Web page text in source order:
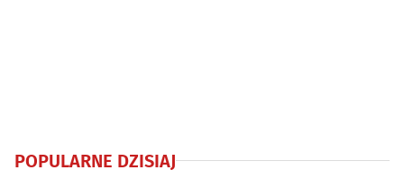
POPULARNE DZISIAJ